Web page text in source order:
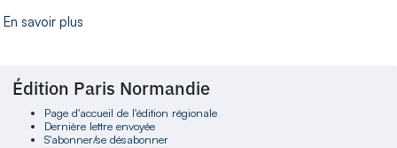
En savoir plus
Édition Paris Normandie
Page d'accueil de l'édition régionale
Dernière lettre envoyée
S'abonner/se désabonner